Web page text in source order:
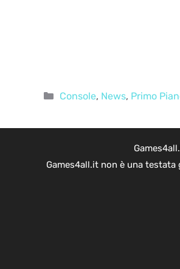
Categorie
Console, News, Primo
Games4all.it non è una